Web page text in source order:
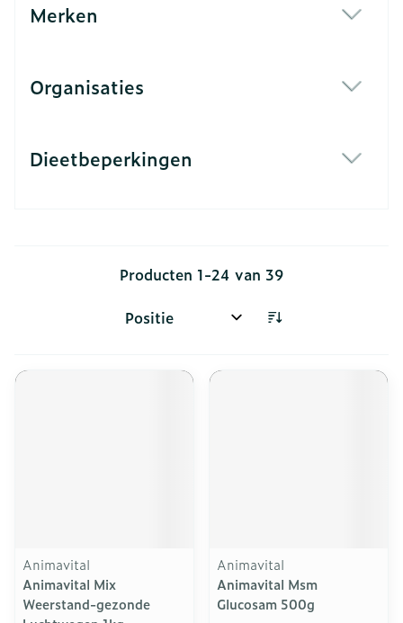
Merken
Organisaties
Dieetbeperkingen
Producten 1-24 van 39
Sorteer op:
Animavital
Animavital Mix
Weerstand-gezonde
Animavital
Animavital Msm
Glucosam 500g